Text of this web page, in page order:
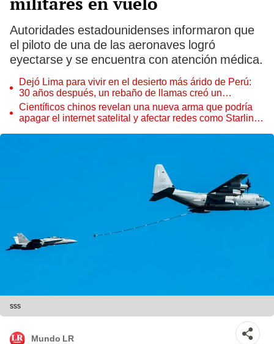
Autoridades estadounidenses informaron que
el piloto de una de las aeronaves logró
eyectarse y se encuentra con atención médica.
Dejó Lima para vivir en el desierto más árido de Perú:
30 años después, un rebaño de llamas creó un
sorprendente ecosistema
Científicos chinos revelan una nueva arma que podría
apagar el internet satelital y afectar redes como Starlink
sss
Mundo LR